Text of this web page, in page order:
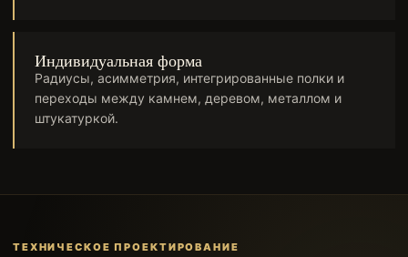
Индивидуальная форма
Радиусы, асимметрия, интегрированные полки и
переходы между камнем, деревом, металлом и
штукатуркой.
ТЕХНИЧЕСКОЕ ПРОЕКТИРОВАНИЕ